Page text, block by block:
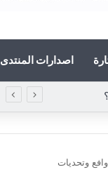
اصدارات المنتدى
وتحديات